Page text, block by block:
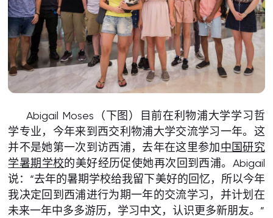
Abigail Moses（下图）目前在利物浦大学学习哲
学专业，今年来到西交利物浦大学交流学习一年。这
并不是她第一次到访西浦，去年在这里参加中国研究
学暑期学校的美好经历促使她再次回到西浦。Abigail
说：“去年的暑期学校给我留下美好的回忆，所以今年
我决定回到西浦进行为期一年的交流学习，并计划在
未来一年中多多游历，学习中文，认识更多新朋友。”